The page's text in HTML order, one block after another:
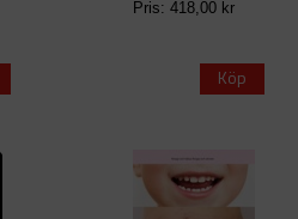
Pris: 418,00 kr
Köp